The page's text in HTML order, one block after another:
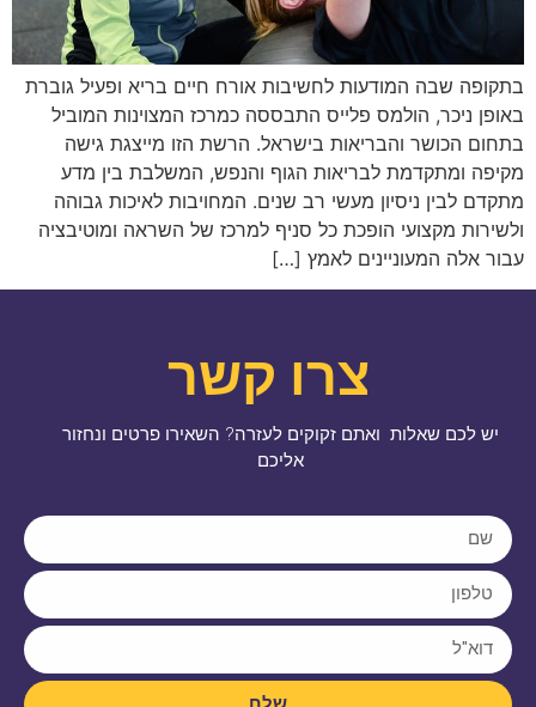
בתקופה שבה המודעות לחשיבות אורח חיים בריא ופעיל גוברת
באופן ניכר, הולמס פלייס התבססה כמרכז המצוינות המוביל
בתחום הכושר והבריאות בישראל. הרשת הזו מייצגת גישה
מקיפה ומתקדמת לבריאות הגוף והנפש, המשלבת בין מדע
מתקדם לבין ניסיון מעשי רב שנים. המחויבות לאיכות גבוהה
ולשירות מקצועי הופכת כל סניף למרכז של השראה ומוטיבציה
עבור אלה המעוניינים לאמץ […]
צרו קשר
יש לכם שאלות ואתם זקוקים לעזרה? השאירו פרטים ונחזור
אליכם